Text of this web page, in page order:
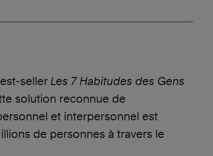
seller Les 7 Habitudes des Gens
solution reconnue de
et interpersonnel est
de personnes à travers le